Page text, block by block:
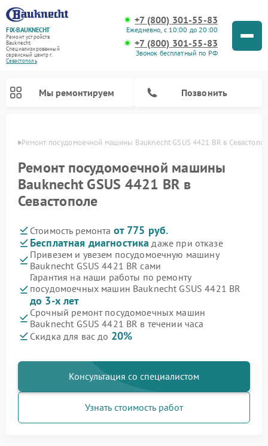
FIX-BAUKNECHT
Ремонт устройств
Bauknecht
Специализированный
cервисный центр г.
Севастополь
+7 (800) 301-55-83
Ежедневно, с 10:00 до 20:00
+7 (800) 301-55-83
Звонок бесплатный по РФ
Мы ремонтируем Позвонить
Ремонт посудомоечной машины Bauknecht GSUS 4421 BR в
Ремонт посудомоечной машины
Bauknecht GSUS 4421 BR в
Севастополе
Стоимость ремонта от 775 руб.
Бесплатная диагностика даже при отказе
Привезем и увезем посудомоечную машину
Bauknecht GSUS 4421 BR сами
Гарантия на наши работы по ремонту
посудомоечных машин Bauknecht GSUS 4421 BR
до 3-х лет
Срочный ремонт посудомоечных машин
Bauknecht GSUS 4421 BR в течении часа
Скидка для вас до 20%
Консультация со специалистом
Узнать стоимость работ